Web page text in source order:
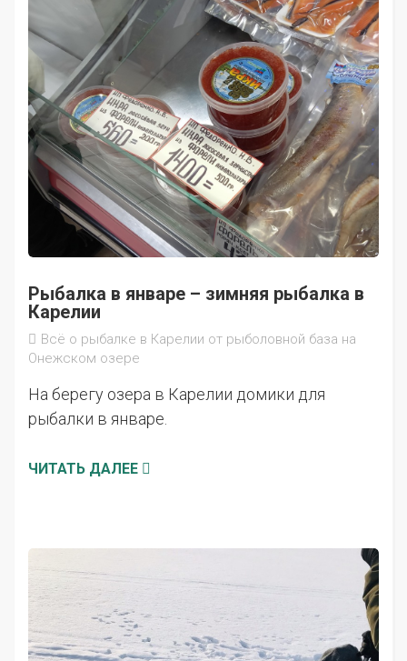
Рыбалка в январе – зимняя рыбалка в
Карелии
Всё о рыбалке в Карелии от рыболовной база на
Онежском озере
На берегу озера в Карелии домики для
рыбалки в январе.
ЧИТАТЬ ДАЛЕЕ